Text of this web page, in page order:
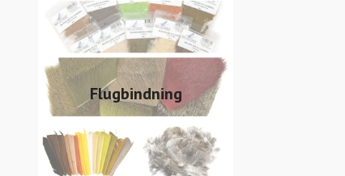
Flugbindning